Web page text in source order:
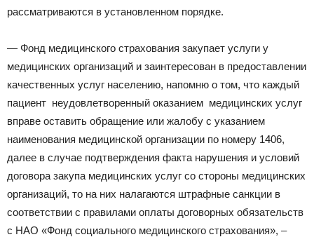
рассматриваются в установленном порядке.
— Фонд медицинского страхования закупает услуги у
медицинских организаций и заинтересован в предоставлении
качественных услуг населению, напомню о том, что каждый
пациент неудовлетворенный оказанием медицинских услуг
вправе оставить обращение или жалобу с указанием
наименования медицинской организации по номеру 1406,
далее в случае подтверждения факта нарушения и условий
договора закупа медицинских услуг со стороны медицинских
организаций, то на них налагаются штрафные санкции в
соответствии с правилами оплаты договорных обязательств
с НАО «Фонд социального медицинского страхования», –